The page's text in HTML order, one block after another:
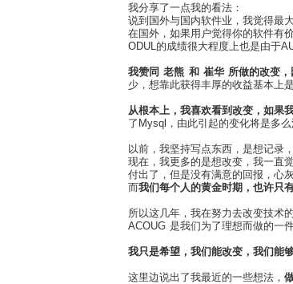
我分享了一点我的看法：
说到国外与国内软件业，我觉得最
在国外，如果用户觉得你的软件有
ODUL的成绩很大程度上也是由于
我赞同 老熊 和 崔华 所做的改变，
少，想靠此获得丰厚的收益基本上
从根本上，我喜欢看到改变，如果
了Mysql，由此引起的变化将是多么
以前，我坚持写点东西，是想记录
现在，我更多的是想改变，我一直
付出了，但是没有满意的回报，心灰
而我们每个人的黄金时期，也许只
所以这几年，我在努力去改变技术
ACOUG 是我们为了理想而做的一
我只是希望，我们能改变，我们能
这里边说出了我最近的一些想法，